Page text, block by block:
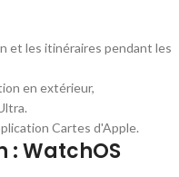
et les itinéraires pendant les
en extérieur,
Cartes d'Apple.
: WatchOS